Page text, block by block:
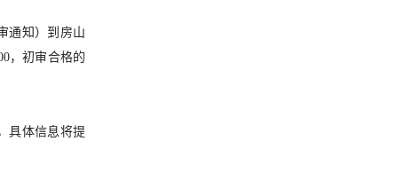
通知）到房山
，初审合格的
具体信息将提